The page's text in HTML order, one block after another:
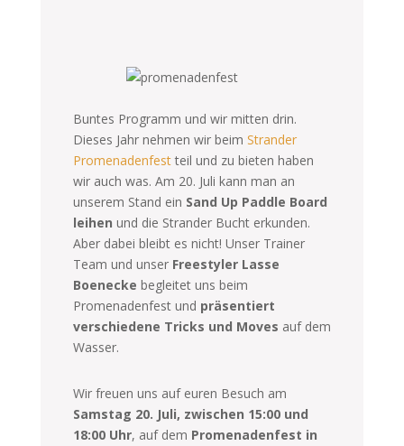
Buntes Programm und wir mitten drin.
Dieses Jahr nehmen wir beim Strander
Promenadenfestteil und zu bieten haben
wir auch was. Am 20. Juli kann man an
unserem Stand ein Sand Up Paddle Board
leihen und die Strander Bucht erkunden.
Aber dabei bleibt es nicht! Unser Trainer
Team und unser Freestyler Lasse
Boenecke begleitet uns beim
Promenadenfest und präsentiert
verschiedene Tricks und Moves auf dem
Wasser.
Wir freuen uns auf euren Besuch am
Samstag 20. Juli, zwischen 15:00 und
18:00 Uhr, auf dem Promenadenfest in